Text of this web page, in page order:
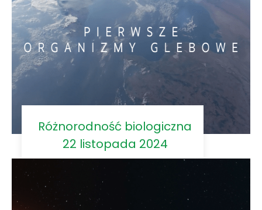
Różnorodność biologiczna
22 listopada 2024